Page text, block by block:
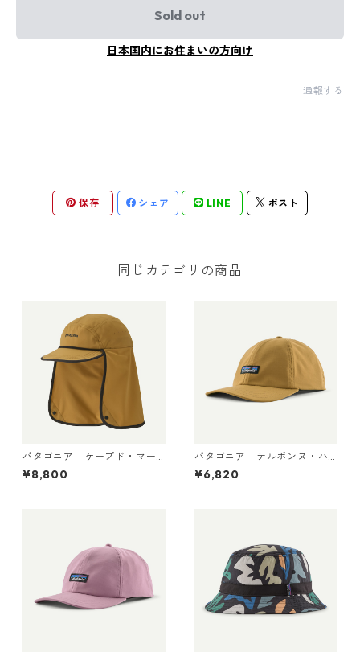
Sold out
日本国内にお住まいの方向け
通報する
保存 シェア LINE ポスト
同じカテゴリの商品
パタゴニア ケープド・マー
ガンザー・ハット Bobcat Br
own 33570
¥8,800
パタゴニア テルボンヌ・ハ
ット (カラー Bobcat Brown)
Patagonia Terrebonne Hat
¥6,820